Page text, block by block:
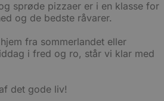
sprøde pizzaer er i en klasse for
og de bedste råvarer.
fra sommerlandet eller
i fred og ro, står vi klar med
det gode liv!